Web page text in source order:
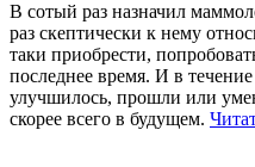
В сотый раз назначил
раз скептически к нему
таки приобрести,
последнее время. И в
улучшилось, прошли или
скорее всего в будущем.